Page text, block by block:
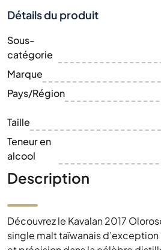
Détails du produit
Sous-
catégorie
Marque
Pays/Région
Taille
Teneur en
alcool
Description
Découvrez le Kavalan 2017
single malt taïwanais